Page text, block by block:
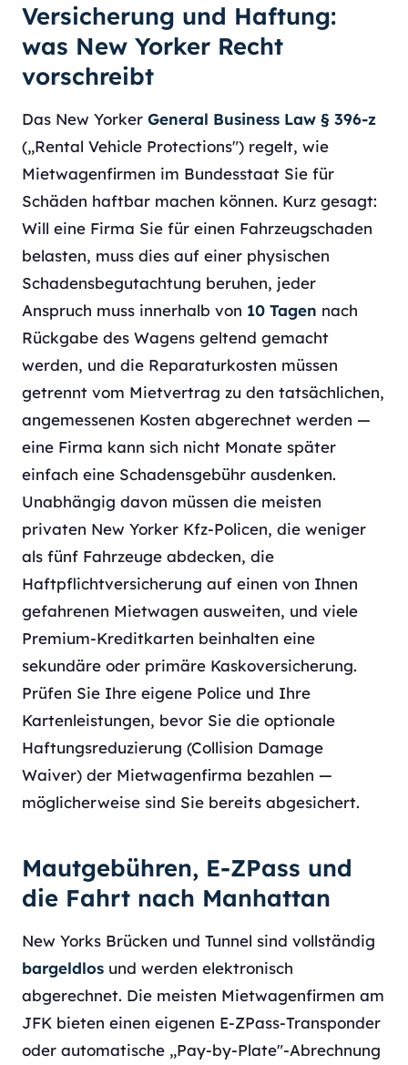
Versicherung und Haftung:
was New Yorker Recht
vorschreibt
Das New Yorker General Business Law § 396-z
(„Rental Vehicle Protections") regelt, wie
Mietwagenfirmen im Bundesstaat Sie für
Schäden haftbar machen können. Kurz gesagt:
Will eine Firma Sie für einen Fahrzeugschaden
belasten, muss dies auf einer physischen
Schadensbegutachtung beruhen, jeder
Anspruch muss innerhalb von 10 Tagen nach
Rückgabe des Wagens geltend gemacht
werden, und die Reparaturkosten müssen
getrennt vom Mietvertrag zu den tatsächlichen,
angemessenen Kosten abgerechnet werden —
eine Firma kann sich nicht Monate später
einfach eine Schadensgebühr ausdenken.
Unabhängig davon müssen die meisten
privaten New Yorker Kfz-Policen, die weniger
als fünf Fahrzeuge abdecken, die
Haftpflichtversicherung auf einen von Ihnen
gefahrenen Mietwagen ausweiten, und viele
Premium-Kreditkarten beinhalten eine
sekundäre oder primäre Kaskoversicherung.
Prüfen Sie Ihre eigene Police und Ihre
Kartenleistungen, bevor Sie die optionale
Haftungsreduzierung (Collision Damage
Waiver) der Mietwagenfirma bezahlen —
möglicherweise sind Sie bereits abgesichert.
Mautgebühren, E-ZPass und
die Fahrt nach Manhattan
New Yorks Brücken und Tunnel sind vollständig
bargeldlos und werden elektronisch
abgerechnet. Die meisten Mietwagenfirmen am
JFK bieten einen eigenen E-ZPass-Transponder
oder automatische „Pay-by-Plate"-Abrechnung